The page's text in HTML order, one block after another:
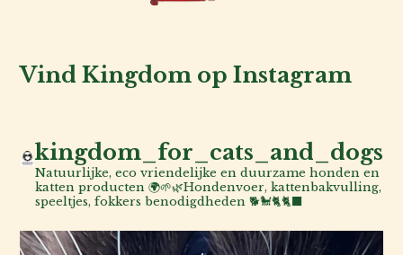
Vind Kingdom op Instagram
kingdom_for_cats_and_dogs
Natuurlijke, eco vriendelijke en duurzame honden en
katten producten 🌍🌱🌿Hondenvoer, kattenbakvulling,
speeltjes, fokkers benodigdheden 🐕🐩🐈🐈‍⬛